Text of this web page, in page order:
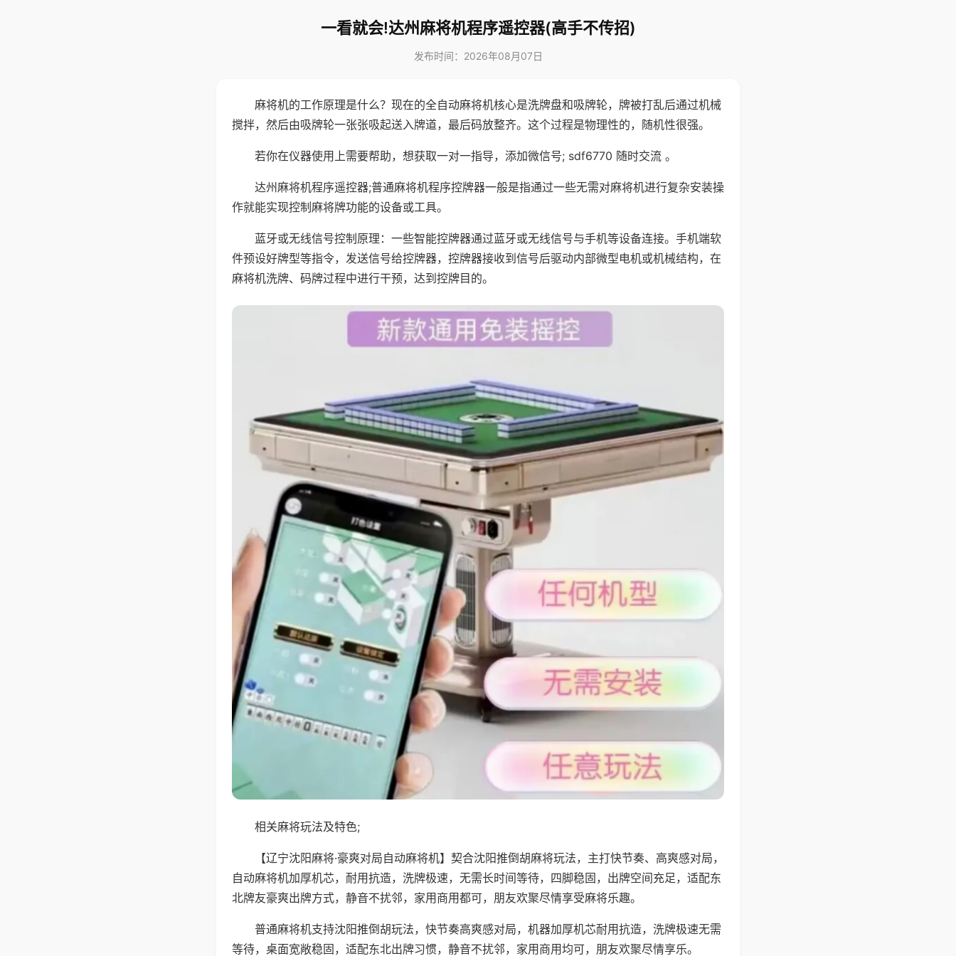
一看就会!达州麻将机程序遥控器(高手不传招)
发布时间：2026年08月07日
麻将机的工作原理是什么？现在的全自动麻将机核心是洗牌盘和吸牌轮，牌被打乱后通过机械
搅拌，然后由吸牌轮一张张吸起送入牌道，最后码放整齐。这个过程是物理性的，随机性很强。
若你在仪器使用上需要帮助，想获取一对一指导，添加微信号; sdf6770 随时交流 。
达州麻将机程序遥控器;普通麻将机程序控牌器一般是指通过一些无需对麻将机进行复杂安装操
作就能实现控制麻将牌功能的设备或工具。
蓝牙或无线信号控制原理：一些智能控牌器通过蓝牙或无线信号与手机等设备连接。手机端软
件预设好牌型等指令，发送信号给控牌器，控牌器接收到信号后驱动内部微型电机或机械结构，在
麻将机洗牌、码牌过程中进行干预，达到控牌目的。
相关麻将玩法及特色;
【辽宁沈阳麻将·豪爽对局自动麻将机】契合沈阳推倒胡麻将玩法，主打快节奏、高爽感对局，
自动麻将机加厚机芯，耐用抗造，洗牌极速，无需长时间等待，四脚稳固，出牌空间充足，适配东
北牌友豪爽出牌方式，静音不扰邻，家用商用都可，朋友欢聚尽情享受麻将乐趣。
普通麻将机支持沈阳推倒胡玩法，快节奏高爽感对局，机器加厚机芯耐用抗造，洗牌极速无需
等待，桌面宽敞稳固，适配东北出牌习惯，静音不扰邻，家用商用均可，朋友欢聚尽情享乐。